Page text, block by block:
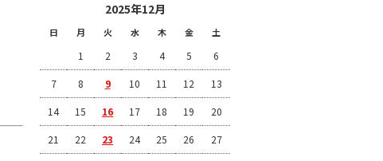
2025年12月
日 月 火 水 木 金 土
1 2 3 4 5 6
7 8 9 10 11 12 13
14 15 16 17 18 19 20
21 22 23 24 25 26 27